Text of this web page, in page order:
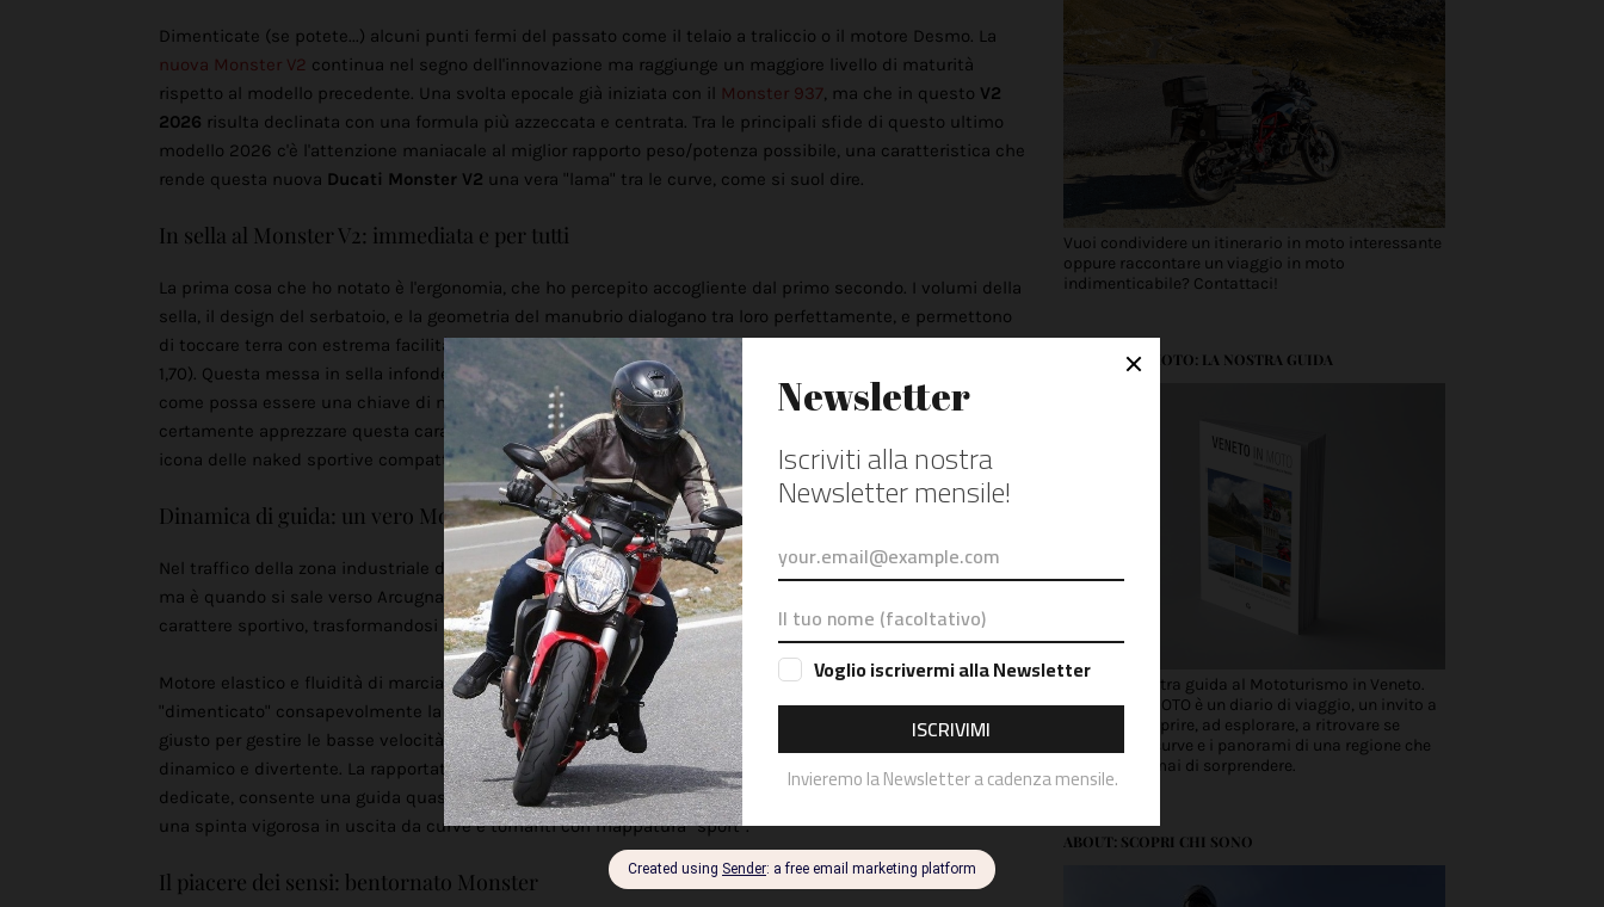
Dimenticate (se potete...) alcuni punti fermi del passato come il telaio a traliccio o il motore Desmo. La
nuova Monster V2 continua nel segno dell'innovazione ma raggiunge un maggiore livello di maturità
rispetto al modello precedente. Una svolta epocale già iniziata con il Monster 937, ma che in questo V2
2026 risulta declinata con una formula più azzeccata e centrata. Tra le principali sfide di questo ultimo
modello 2026 c'è l'attenzione maniacale al miglior rapporto peso/potenza possibile, una caratteristica che
rende questa nuova Ducati Monster V2 una vera "lama" tra le curve, come si suol dire.
In sella al Monster V2: immediata e per tutti
La prima cosa che ho notato è l'ergonomia, che ho percepito accogliente dal primo secondo. I volumi della
sella, il design del serbatoio, e la geometria del manubrio dialogano tra loro perfettamente, e permettono
di toccare terra con estrema facilità anche a chi non è un gigante (come il sottoscrittodiversamente alto
1,70). Questa messa in sella infonde una sicurezza immediata nelle manovre da fermo, e mi immagino
come possa essere una chiave di mercato importante in particolare per il pubblico femminile, che potrà
certamente apprezzare questa caratteristica, rendendo ancora più appetibili le potenzialità di questa
icona delle naked sportive compatte.
Dinamica di guida: un vero Monster... quando serve
Nel traffico della zona industriale di Vicenza è risultata subito agile e ben bilanciata fin dai primi metri,
ma è quando si sale verso Arcugnano sui Colli Berici che inizia a venir fuori immediatamente il suo
carattere sportivo, trasformandosi nel vero Monster che tutti vogliamo riconoscere.
Motore elastico e fluidità di marcia incredibile ai bassi, seconda e terza marcia impeccabili. Ho
"dimenticato" consapevolmente la terza marcia in alcuni tratti lenti o in salita, trovando subito il feeling
giusto per gestire le basse velocità senza strattoni, per poi andare in progressione e tornare ad un ritmo
dinamico e divertente. La rapportatura delle marce e la gestione del motore, anche grazie alle mappe
dedicate, consente una guida quasi da "scooter" nei trasferimenti urbani, ma sa regalare emozioni vere e
una spinta vigorosa in uscita da curve e tornanti con mappatura "sport".
Il piacere dei sensi: bentornato Monster
Vuoi condividere un itinerario in moto interessante
oppure raccontare un viaggio in moto
indimenticabile? Contattaci!
VENETO IN MOTO: LA NOSTRA GUIDA
Scopri la nostra guida al Mototurismo in Veneto.
VENETO IN MOTO è un diario di viaggio, un invito a
partire, a scoprire, ad esplorare, a ritrovare se
stessi tra le curve e i panorami di una regione che
non smette mai di sorprendere.
ABOUT: SCOPRI CHI SONO